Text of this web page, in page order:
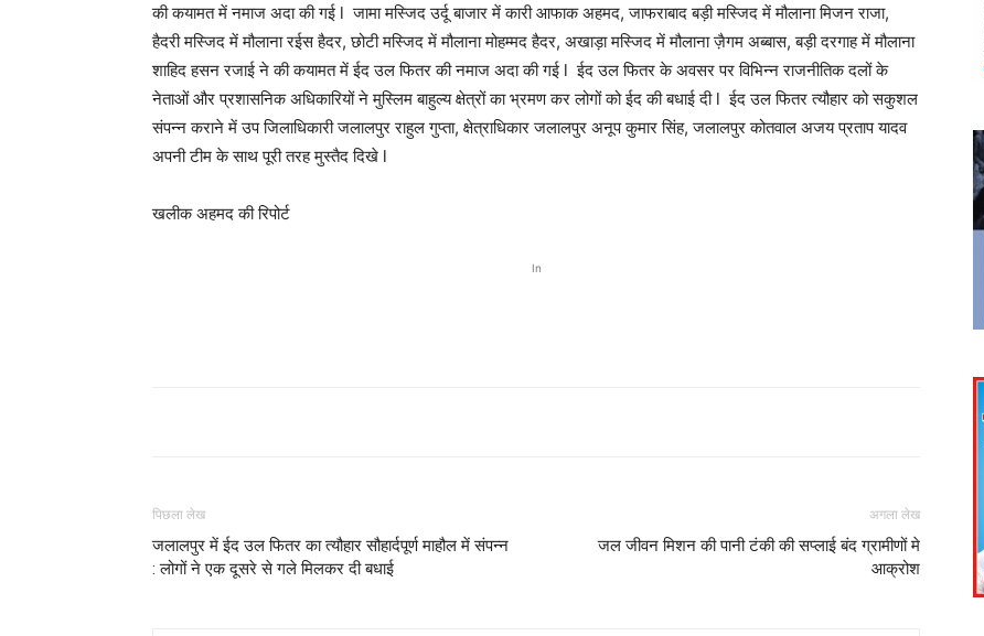
की कयामत में नमाज अदा की गई l जामा मस्जिद उर्दू बाजार में कारी आफाक अहमद, जाफराबाद बड़ी मस्जिद में मौलाना मिजन राजा,
हैदरी मस्जिद में मौलाना रईस हैदर, छोटी मस्जिद में मौलाना मोहम्मद हैदर, अखाड़ा मस्जिद में मौलाना ज़ैगम अब्बास, बड़ी दरगाह में मौलाना
शाहिद हसन रजाई ने की कयामत में ईद उल फितर की नमाज अदा की गई l ईद उल फितर के अवसर पर विभिन्न राजनीतिक दलों के
नेताओं और प्रशासनिक अधिकारियों ने मुस्लिम बाहुल्य क्षेत्रों का भ्रमण कर लोगों को ईद की बधाई दी l ईद उल फितर त्यौहार को सकुशल
संपन्न कराने में उप जिलाधिकारी जलालपुर राहुल गुप्ता, क्षेत्राधिकार जलालपुर अनूप कुमार सिंह, जलालपुर कोतवाल अजय प्रताप यादव
अपनी टीम के साथ पूरी तरह मुस्तैद दिखे l
खलीक अहमद की रिपोर्ट
In
पिछला लेख
जलालपुर में ईद उल फितर का त्यौहार सौहार्दपूर्ण माहौल में संपन्न
: लोगों ने एक दूसरे से गले मिलकर दी बधाई
अगला लेख
जल जीवन मिशन की पानी टंकी की सप्लाई बंद ग्रामीणों मे
आक्रोश